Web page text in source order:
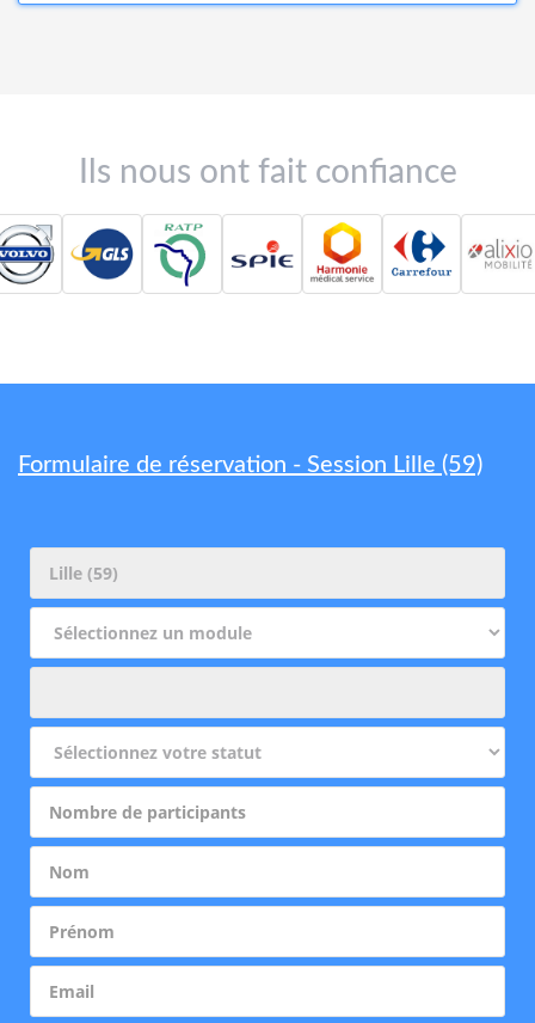
Ils nous ont fait confiance
Formulaire de réservation - Session Lille (59)